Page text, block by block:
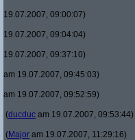
19.07.2007, 09:00:07)
19.07.2007, 09:04:04)
19.07.2007, 09:37:10)
am 19.07.2007, 09:45:03)
am 19.07.2007, 09:52:59)
(ducduc am 19.07.2007, 09:53:44)
(Major am 19.07.2007, 11:29:16)